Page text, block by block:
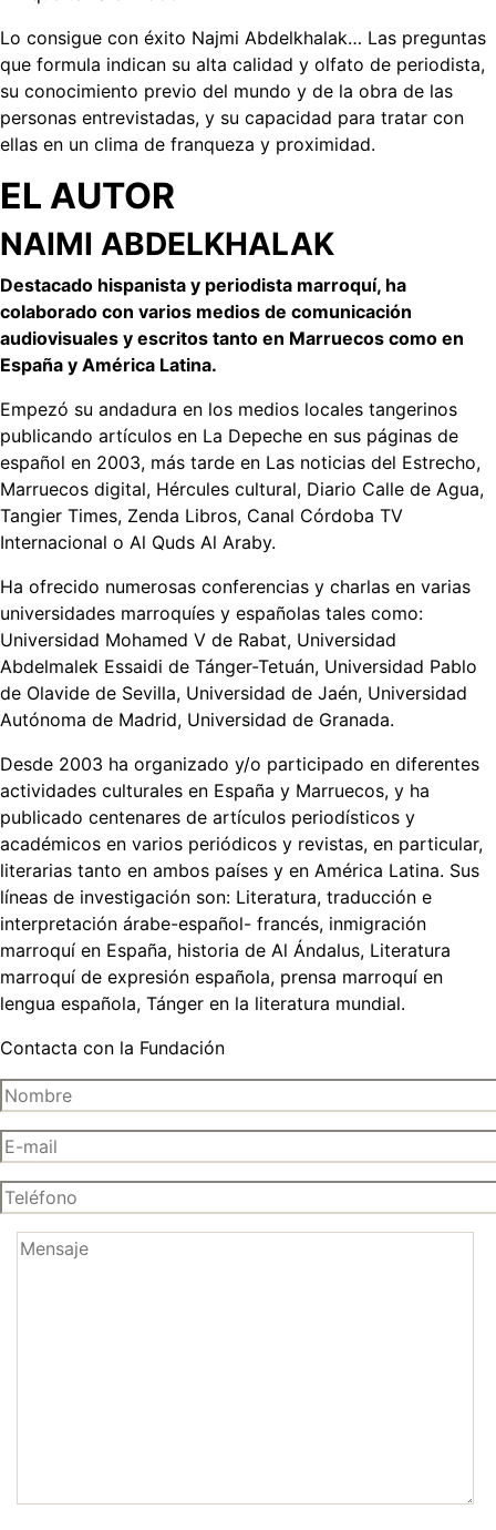
Lo consigue con éxito Najmi Abdelkhalak… Las preguntas
que formula indican su alta calidad y olfato de periodista,
su conocimiento previo del mundo y de la obra de las
personas entrevistadas, y su capacidad para tratar con
ellas en un clima de franqueza y proximidad.
EL AUTOR
NAIMI ABDELKHALAK
Destacado hispanista y periodista marroquí, ha
colaborado con varios medios de comunicación
audiovisuales y escritos tanto en Marruecos como en
España y América Latina.
Empezó su andadura en los medios locales tangerinos
publicando artículos en La Depeche en sus páginas de
español en 2003, más tarde en Las noticias del Estrecho,
Marruecos digital, Hércules cultural, Diario Calle de Agua,
Tangier Times, Zenda Libros, Canal Córdoba TV
Internacional o Al Quds Al Araby.
Ha ofrecido numerosas conferencias y charlas en varias
universidades marroquíes y españolas tales como:
Universidad Mohamed V de Rabat, Universidad
Abdelmalek Essaidi de Tánger-Tetuán, Universidad Pablo
de Olavide de Sevilla, Universidad de Jaén, Universidad
Autónoma de Madrid, Universidad de Granada.
Desde 2003 ha organizado y/o participado en diferentes
actividades culturales en España y Marruecos, y ha
publicado centenares de artículos periodísticos y
académicos en varios periódicos y revistas, en particular,
literarias tanto en ambos países y en América Latina. Sus
líneas de investigación son: Literatura, traducción e
interpretación árabe-español- francés, inmigración
marroquí en España, historia de Al Ándalus, Literatura
marroquí de expresión española, prensa marroquí en
lengua española, Tánger en la literatura mundial.
Contacta con la Fundación